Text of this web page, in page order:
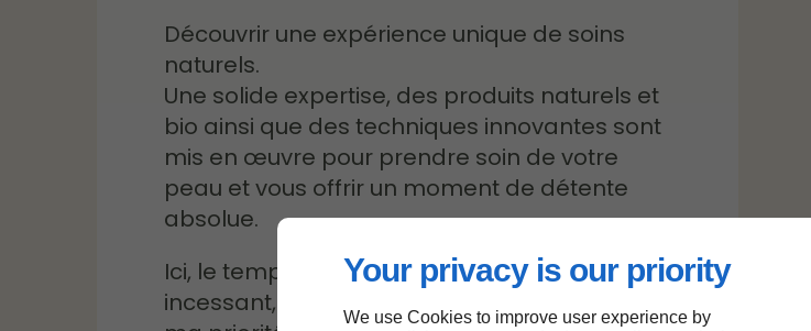
Your privacy is our priority
We use Cookies to improve user experience by
Découvrir une expérience unique de soins
naturels.
Une solide expertise, des produits naturels et
bio ainsi que des techniques innovantes sont
mis en œuvre pour prendre soin de votre
peau et vous offrir un moment de détente
absolue.
Ici, le temps s'arrête. Pas de passage
incessant, pas de bruit extérieur : vous êtes